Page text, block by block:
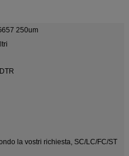
250um
la vostri richiesta, SC/LC/FC/ST